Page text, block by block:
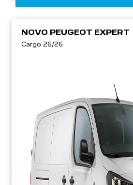
NOVO PEUGEOT EXPERT
Cargo 26/26